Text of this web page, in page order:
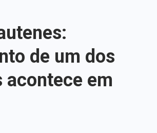
de um dos
em